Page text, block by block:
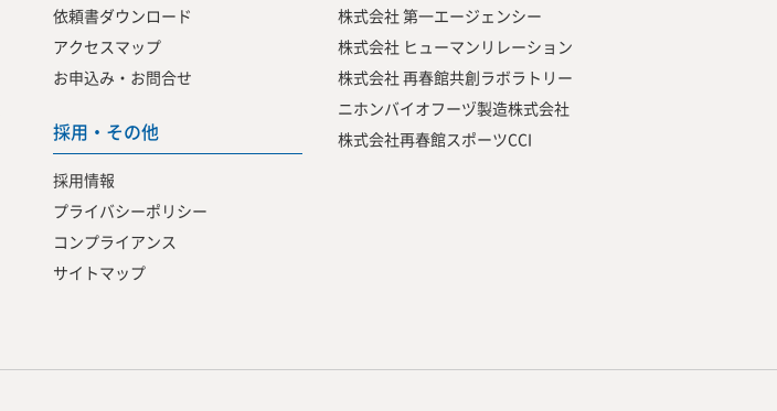
依頼書ダウンロード
アクセスマップ
お申込み・お問合せ
採用・その他
採用情報
プライバシーポリシー
コンプライアンス
サイトマップ
株式会社 第一エージェンシー
株式会社 ヒューマンリレーション
株式会社 再春館共創ラボラトリー
ニホンバイオフーヅ製造株式会社
株式会社再春館スポーツCCI